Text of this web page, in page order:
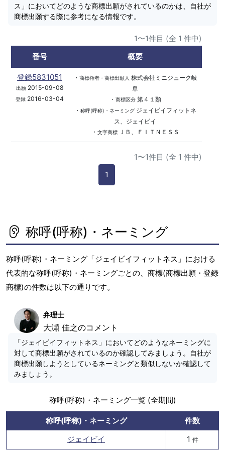
ス」においてどのような商標出願がされているのかは、自社が
商標出願する際に参考になる情報です。
1〜1件目 (全 1 件中)
番号
概要
登録5831051
出願2015-09-08
登録 2016-03-04
・ 商標権者・商標出願人 株式会社ミニジューク岐
阜
・ 商標区分第４１類
・ 称呼(呼称)・ネーミングジェイビイフィットネ
ス、ジェイビイ
・ 文字商標ＪＢ、ＦＩＴＮＥＳＳ
1〜1件目 (全 1 件中)
1
称呼(呼称)・ネーミング
称呼(呼称)・ネーミング「ジェイビイフィットネス」における
代表的な称呼(呼称)・ネーミングごとの、商標(商標出願・登録
商標)の件数は以下の通りです。
弁理士
大瀬 佳之のコメント
「ジェイビイフィットネス」においてどのようなネーミングに
対して商標出願がされているのか確認してみましょう。自社が
商標出願しようとしているネーミングと類似しないか確認して
みましょう。
称呼(呼称)・ネーミング一覧 (全期間)
称呼(呼称)・ネーミング
件数
ジェイビイ
1 件